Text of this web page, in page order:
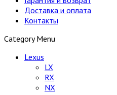
Доставка и оплата
Контакты
Category Menu
Lexus
LX
RX
NX